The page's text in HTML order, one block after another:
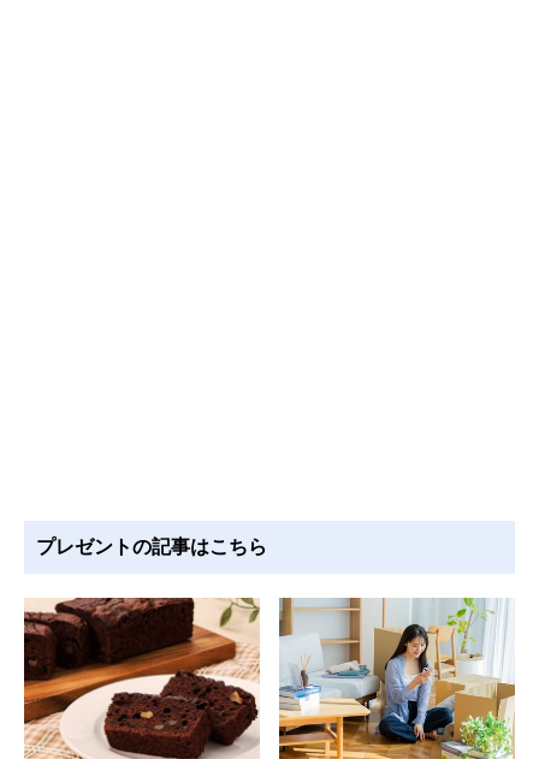
プレゼントの記事はこちら